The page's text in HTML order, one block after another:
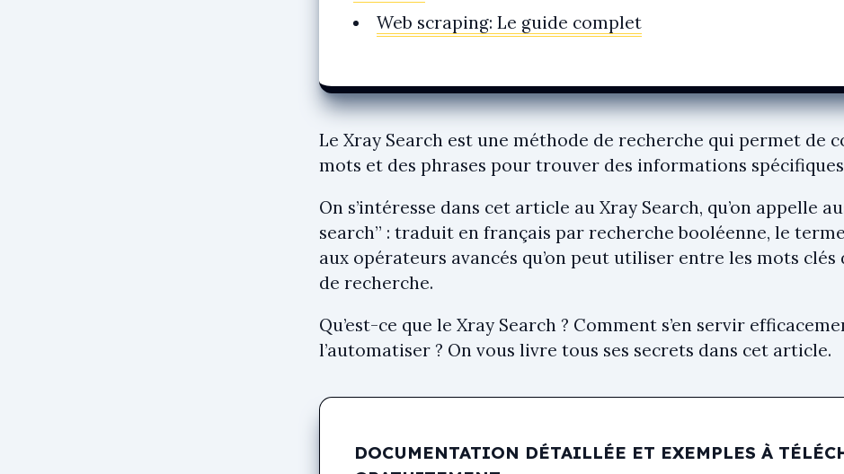
Web scraping: Le guide complet
Le Xray Search est une méthode de recherche qui permet de
mots et des phrases pour trouver des informations
On s’intéresse dans cet article au Xray Search, qu’on appelle
search” : traduit en français par recherche booléenne, le
aux opérateurs avancés qu’on peut utiliser entre les mots
de recherche.
Qu’est-ce que le Xray Search ? Comment s’en servir
l’automatiser ? On vous livre tous ses secrets dans cet article.
DOCUMENTATION DÉTAILLÉE ET EXEMPLES À